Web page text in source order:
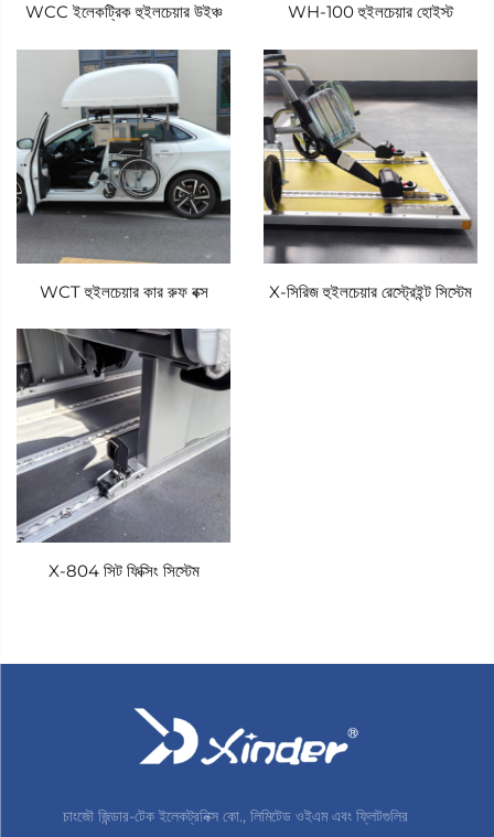
বলগুলি কার্যকরভাবে ছড়িয়ে দিতে ব্যর্থ হয়, Xindertech-এর সমাধান চার-
পয়েন্ট উচ্চ-শক্তির রিস্ট্রেইন্ট সিস্টেম ব্যবহার করে যা যানবাহনের ভিতরে
হুইলচেয়ার নিরাপত্তার জন্য একটি নতুন মান স্থাপন করে। এই সিস্টেমটিতে
চারটি ভারী-দায়িত্বের, ক্ষয়-প্রতিরোধী স্ট্র্যাপ রয়েছে যা সরাসরি যানবাহনের
শক্তিশালী ফ্লোরে আবদ্ধ—দুটি হুইলচেয়ারের সামনের অংশ নিরাপদ করে এবং
দুটি পিছনের অংশ স্থিতিশীল করে, একটি দৃঢ়, নিরাপদ সংযোগ তৈরি করে যা
পাশাপাশি গতি এবং সামনের দিকে সরানো এড়িয়ে যায়। হঠাৎ ত্বরণ, তীব্র
ব্রেকিং বা সংঘর্ষের সময়, রিস্ট্রেইন্ট সিস্টেমটি কার্যকরভাবে হুইলচেয়ার থেকে
প্রভাব বলগুলি যানবাহনের কাঠামোতে স্থানান্তরিত করে, হুইলচেয়ারকে যাতে
প্রক্ষেপ্য হিসাবে কাজ করতে না পারে বা বলগুলি ব্যবহারকারীর উপর
স্থানান্তরিত হয় তা এড়ায়। এই ডিজাইনটি চাবুক, ফ্র্যাকচার বা অভ্যন্তরীণ
ক্ষতি সহ আঘাতের ঝুঁকিকে উল্লেখযোগ্যভাবে কমিয়ে দেয়, যা আন্তর্জাতিক
নিরাপত্তা মান (যেমন ISO 10542 এবং FMVSS 209) পূরণ বা
অতিক্রম করে। স্ট্র্যাপগুলি উচ্চ-টেনসাইল পলিয়েস্টার ওয়েবিং দিয়ে তৈরি যাতে
শক্তিশালী সেলাই থাকে, যা প্রতি স্ট্র্যাপে 2,500 কেজি পর্যন্ত বল সহ্য
ব্যবহার করা হোক না কেন, এই রিস্ট্রেইন্ট সিস্টেমটি নিশ্চিত করে যে হুইলচেয়ার
ভিতরে গতিশীলতা সংক্রান্ত উদ্বেগ দূর করবে।
নিরাপত্তা রিস্ট্রেইন্ট ডিভাইসকে সম্পূরক করছে Xindertech-এর দ্রুত
WCC ইলেকট্রিক হুইলচেয়ার উইঞ্চ WH-100 হুইলচেয়ার হোইস্ট
WCT হুইলচেয়ার কার রুফ বক্স X-সিরিজ হুইলচেয়ার রেস্ট্রেইন্ট সিস্টেম
X-804 সিট ফিক্সিং সিস্টেম
চাংজৌ জিন্ডার-টেক ইলেকট্রনিক্স কো., লিমিটেড ওইএম এবং ফ্লিটগুলির